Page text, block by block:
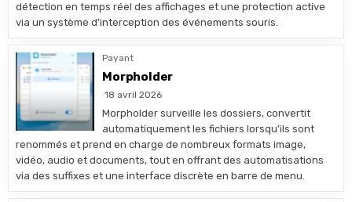
détection en temps réel des affichages et une protection active
via un système d’interception des événements souris.
Payant
Morpholder
18 avril 2026
Morpholder surveille les dossiers, convertit
automatiquement les fichiers lorsqu’ils sont
renommés et prend en charge de nombreux formats image,
vidéo, audio et documents, tout en offrant des automatisations
via des suffixes et une interface discrète en barre de menu.